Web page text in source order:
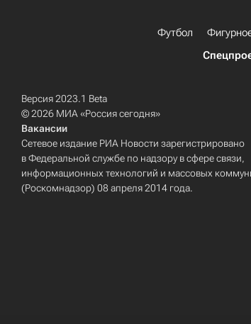
Футбол
Версия 2023.1 Beta
© 2026 МИА «Россия сегодня»
Вакансии
Сетевое издание РИА Новости зарегистрировано
в Федеральной службе по надзору в сфере связи,
информационных технологий и массовых
(Роскомнадзор) 08 апреля 2014 года.